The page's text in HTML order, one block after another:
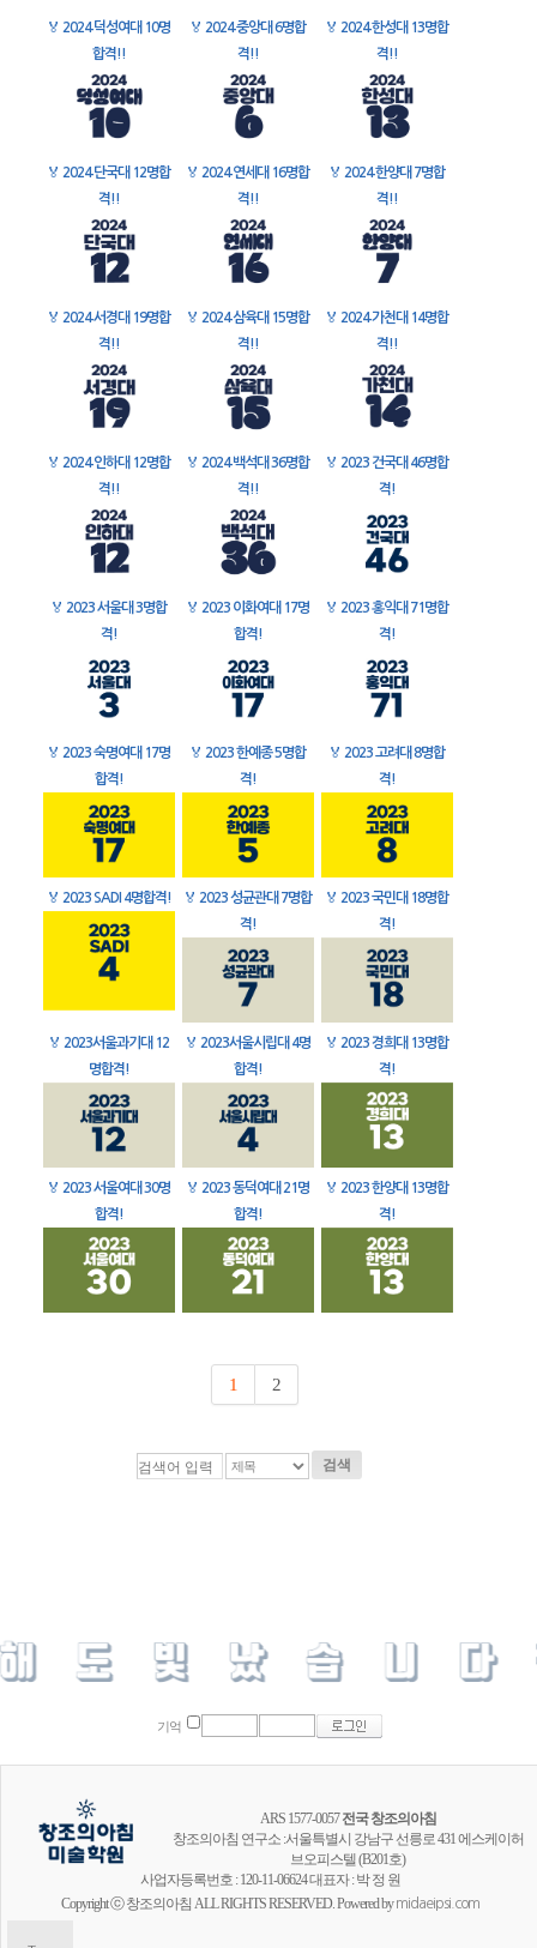
🏅 2024 덕성여대 10명
합격!!
🏅 2024 중앙대 6명합
격!!
🏅 2024 한성대 13명합
격!!
🏅 2024 단국대 12명합
격!!
🏅 2024 연세대 16명합
격!!
🏅 2024 한양대 7명합
격!!
🏅 2024 서경대 19명합
격!!
🏅 2024 삼육대 15명합
격!!
🏅 2024 가천대 14명합
격!!
🏅 2024 인하대 12명합
격!!
🏅 2024 백석대 36명합
격!!
🏅 2023 건국대 46명합
격!
🏅 2023 서울대 3명합
격!
🏅 2023 이화여대 17명
합격!
🏅 2023 홍익대 71명합
격!
🏅 2023 숙명여대 17명
합격!
🏅 2023 한예종 5명합
격!
🏅 2023 고려대 8명합
격!
🏅 2023 SADI 4명합격! 🏅 2023 성균관대 7명합
격!
🏅 2023 국민대 18명합
격!
🏅 2023서울과기대 12
명합격!
🏅 2023서울시립대 4명
합격!
🏅 2023 경희대 13명합
격!
🏅 2023 서울여대 30명
합격!
🏅 2023 동덕여대 21명
합격!
🏅 2023 한양대 13명합
격!
1 2
검색
기억
ARS 1577-0057전국 창조의아침
창조의아침 연구소 :서울특별시 강남구 선릉로 431 에스케이허
브오피스텔 (B201호)
사업자등록번호 : 120-11-06624 대표자 : 박 정 원
Copyright ⓒ 창조의아침 ALL RIGHTS RESERVED. Powered bymidaeipsi.com